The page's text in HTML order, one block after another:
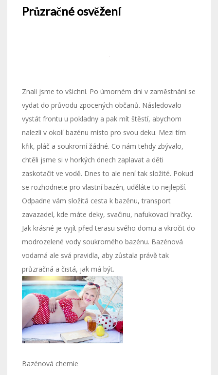
Průzračné osvěžení
Znali jsme to všichni. Po úmorném dni v zaměstnání se
vydat do průvodu zpocených občanů. Následovalo
vystát frontu u pokladny a pak mít štěstí, abychom
nalezli v okolí bazénu místo pro svou deku. Mezi tím
křik, pláč a soukromí žádné. Co nám tehdy zbývalo,
chtěli jsme si v horkých dnech zaplavat a děti
zaskotačit ve vodě. Dnes to ale není tak složité. Pokud
se rozhodnete pro vlastní bazén, uděláte to nejlepší.
Odpadne vám složitá cesta k bazénu, transport
zavazadel, kde máte deky, svačinu, nafukovací hračky.
Jak krásné je vyjít před terasu svého domu a vkročit do
modrozelené vody soukromého bazénu. Bazénová
vodamá ale svá pravidla, aby zůstala právě tak
průzračná a čistá, jak má být.
Bazénová chemie